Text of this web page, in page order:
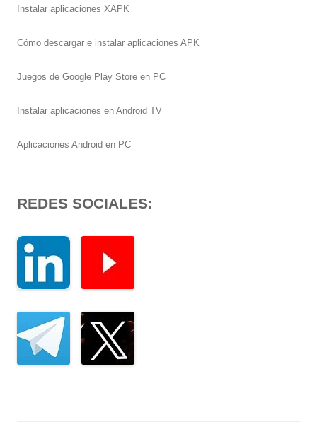
Instalar aplicaciones XAPK
Cómo descargar e instalar aplicaciones APK
Juegos de Google Play Store en PC
Instalar aplicaciones en Android TV
Aplicaciones Android en PC
REDES SOCIALES: